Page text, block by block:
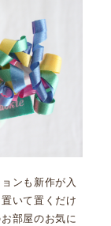
ンも新作が入
いて置くだけ
部屋のお気に